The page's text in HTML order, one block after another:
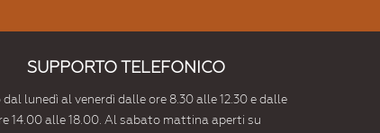
SUPPORTO TELEFONICO
lunedì al venerdì dalle ore 8.30 alle 12.30 e dalle
14.00 alle 18.00. Al sabato mattina aperti su